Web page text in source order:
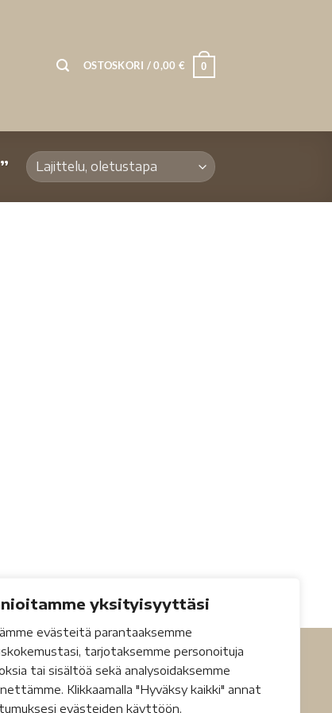
yksityisyyttäsi
evästeitä parantaaksemme
tarjotaksemme personoituja
tai sisältöä sekä analysoidaksemme
Klikkaamalla "Hyväksy kaikki" annat
evästeiden käyttöön.
OSTOSKORI /0,00 € 0